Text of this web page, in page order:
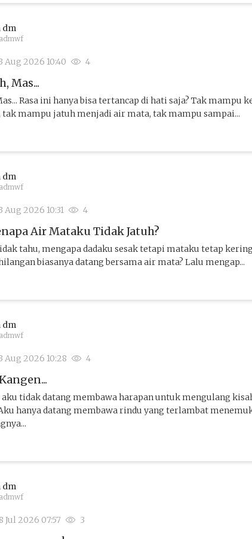
dm
Aug 2026 10:40 4
Mas...
Rasa ini hanya bisa tertancap di hati saja? Tak mampu
mampu jatuh menjadi air mata, tak mampu sampai...
dm
Aug 2026 10:31 4
Air Mataku Tidak Jatuh?
tahu, mengapa dadaku sesak tetapi mataku tetap
biasanya datang bersama air mata? Lalu mengap...
dm
Aug 2026 10:28 4
aku tidak datang membawa harapan untuk mengulang
hanya datang membawa rindu yang terlambat
dm
Jul 2026 07:57 3